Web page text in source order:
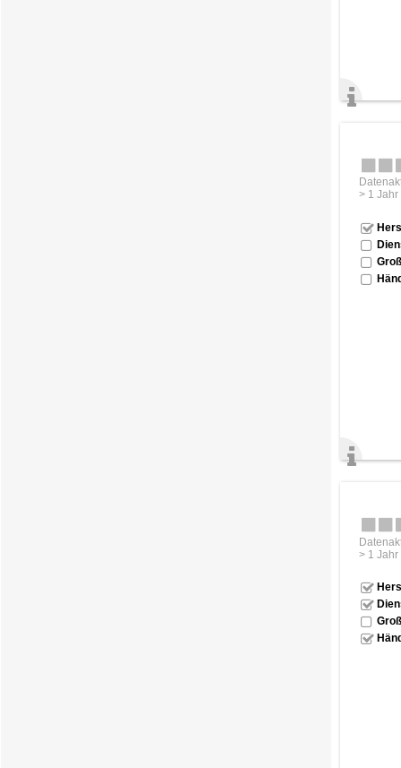
> 1 Jahr
> 1 Jahr